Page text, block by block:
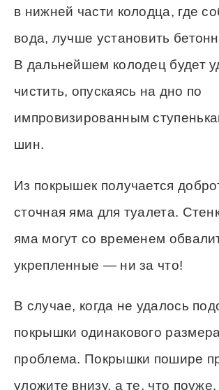
в нижней части колодца, где
вода, лучше установить
В дальнейшем колодец будет
чистить, опускаясь на дно по
импровизированным
шин.
Из покрышек получается
сточная яма для туалета.
яма могут со временем
укрепленные — ни за что!
В случае, когда не удалось
покрышки одинакового
проблема. Покрышки пошире
уложите внизу, а те, что